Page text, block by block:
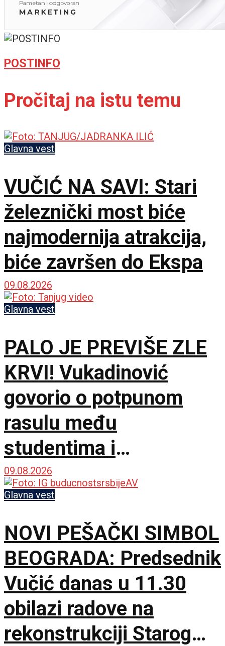
POSTINFO
Pročitaj na istu temu
Glavna vest
VUČIĆ NA SAVI: Stari
železnički most biće
najmodernija atrakcija,
biće završen do Ekspa
09.08.2026
Glavna vest
PALO JE PREVIŠE ZLE
KRVI! Vukadinović
govorio o potpunom
rasulu među
studentima i
opozicijom: Neka nam
je Bog u pomoći
09.08.2026
Glavna vest
NOVI PEŠAČKI SIMBOL
BEOGRADA: Predsednik
Vučić danas u 11.30
obilazi radove na
rekonstrukciji Starog